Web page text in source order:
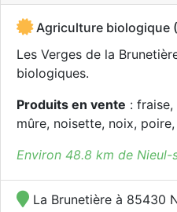
Agriculture biologique
Les Verges de la
biologiques.
Produits en vente :
mûre, noisette, noix,
Environ 48.8 km de Nieul-
La Brunetière à 85430